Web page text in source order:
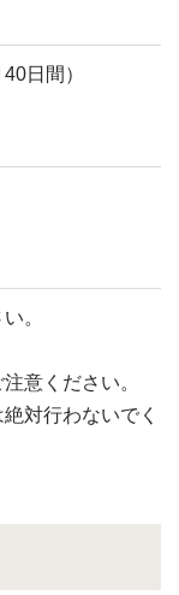
日間）
。
意ください。
対行わないでく